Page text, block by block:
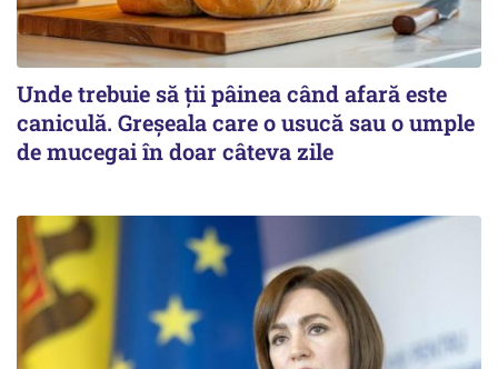
Unde trebuie să ții pâinea când afară este
caniculă. Greșeala care o usucă sau o umple
de mucegai în doar câteva zile